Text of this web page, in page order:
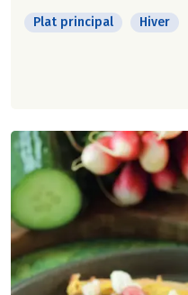
Plat principal Hiver